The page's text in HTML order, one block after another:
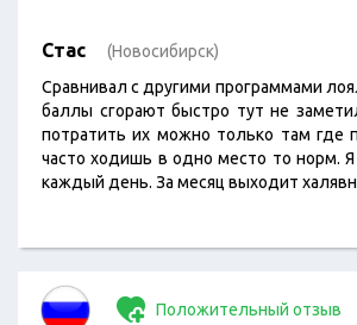
Стас (Новосибирск)
Сравнивал с другими программами
баллы сгорают быстро тут не
потратить их можно только там где
часто ходишь в одно место то норм.
каждый день. За месяц выходит
Положительный отзыв